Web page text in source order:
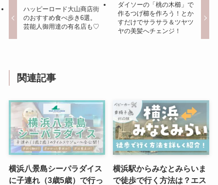
ハッピーロード大山商店街
のおすすめ食べ歩き6選。
芸能人御用達の有名店も♡
ダイソーの「桃の木櫛」で
作るつげ櫛を作ろう！とか
すだけでサラサラ＆ツヤツ
ヤの美髪へチェンジ！
関連記事
横浜八景島シーパラダイス
に子連れ（3歳5歳）で行っ
横浜駅からみなとみらいま
で徒歩で行く方法は？エス